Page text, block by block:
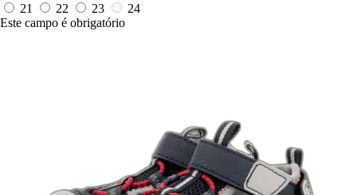
21 22 23
24
Este campo é obrigatório